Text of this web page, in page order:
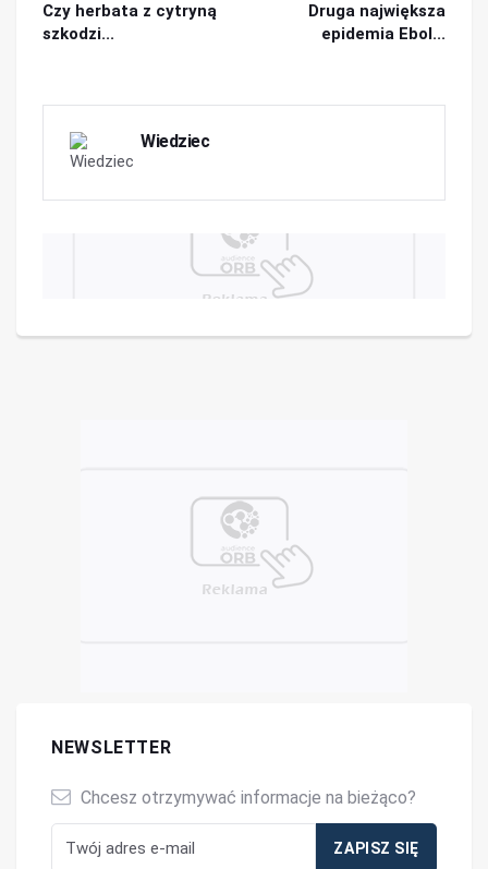
Czy herbata z cytryną
szkodzi...
Druga największa
epidemia Ebol...
Wiedziec
NEWSLETTER
Chcesz otrzymywać informacje na bieżąco?